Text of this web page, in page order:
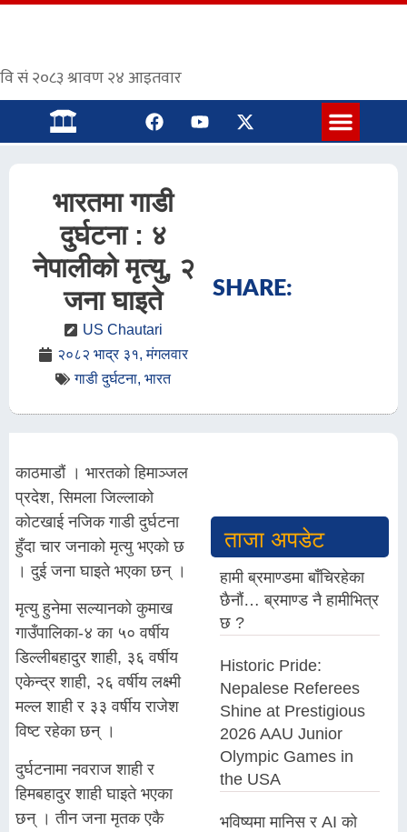
भारतमा गाडी
दुर्घटना : ४
नेपालीको मृत्यु, २
जना घाइते
US Chautari
२०८२ भाद्र ३१, मंगलवार
गाडी दुर्घटना, भारत
SHARE:
काठमाडौं । भारतको हिमाञ्जल
प्रदेश, सिमला जिल्लाको
कोटखाई नजिक गाडी दुर्घटना
हुँदा चार जनाको मृत्यु भएको छ
। दुई जना घाइते भएका छन् ।
मृत्यु हुनेमा सल्यानको कुमाख
गाउँपालिका-४ का ५० वर्षीय
डिल्लीबहादुर शाही, ३६ वर्षीय
एकेन्द्र शाही, २६ वर्षीय लक्ष्मी
मल्ल शाही र ३३ वर्षीय राजेश
विष्ट रहेका छन् ।
दुर्घटनामा नवराज शाही र
हिमबहादुर शाही घाइते भएका
छन् । तीन जना मृतक एकै
ताजा अपडेट
हामी ब्रमाण्डमा बाँचिरहेका
छैनौं… ब्रमाण्ड नै हामीभित्र
छ ?
Historic Pride:
Nepalese Referees
Shine at Prestigious
2026 AAU Junior
Olympic Games in
the USA
भविष्यमा मानिस र AI को